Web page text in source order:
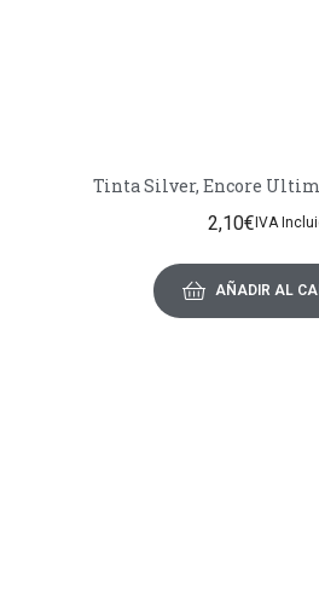
Tinta Silver, Encore
2,10€ IVA
AÑADIR AL